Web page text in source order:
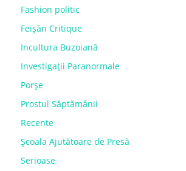
Fashion politic
Feișăn Critique
Incultura Buzoiană
Investigații Paranormale
Porșe
Prostul Săptămânii
Recente
Școala Ajutătoare de Presă
Serioase